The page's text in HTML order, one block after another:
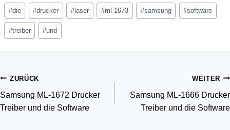
Schlagworte:
#die #drucker #laser #ml-1673 #samsung #software
#treiber #und
Beitragsnavigation
ZURÜCK
Samsung ML-1672 Drucker
Treiber und die Software
WEITER
Samsung ML-1666 Drucker
Treiber und die Software